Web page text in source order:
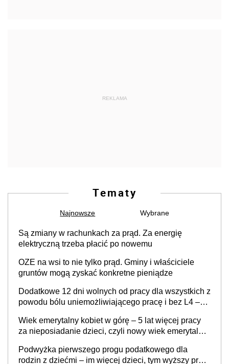
REKLAMA
Tematy
Najnowsze Wybrane
Są zmiany w rachunkach za prąd. Za energię
elektryczną trzeba płacić po nowemu
OZE na wsi to nie tylko prąd. Gminy i właściciele
gruntów mogą zyskać konkretne pieniądze
Dodatkowe 12 dni wolnych od pracy dla wszystkich z
powodu bólu uniemożliwiającego pracę i bez L4 –
obowiązuje
Wiek emerytalny kobiet w górę – 5 lat więcej pracy
za nieposiadanie dzieci, czyli nowy wiek emerytalny
są dobre, potrzebne zmiany”
Podwyżka pierwszego progu podatkowego dla
rodzin z dziećmi – im więcej dzieci, tym wyższy próg